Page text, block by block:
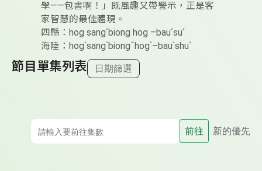
學——包書啊！」既風趣又帶警示，正是客
家智慧的最佳體現。
四縣：hog sangˊbiong hog –bauˊsuˊ
海陸：hogˋsangˋbiongˇhogˋ–bauˋshuˋ
節目單集列表 日期篩選
前往 新的優先